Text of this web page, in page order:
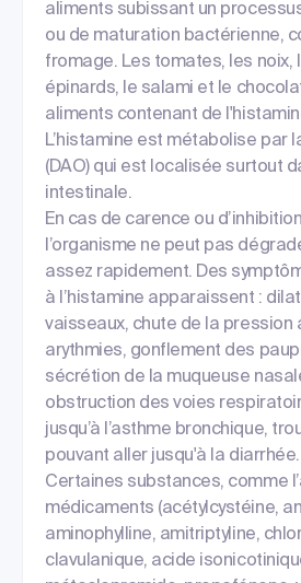
aliments subissant un
ou de maturation bactérienne,
fromage. Les tomates, les noix,
épinards, le salami et le
aliments contenant de
L’histamine est métabolise par
(DAO) qui est localisée surtout
intestinale.
En cas de carence ou
l’organisme ne peut pas
assez rapidement. Des
à l’histamine apparaissent :
vaisseaux, chute de la pression
arythmies, gonflement des
sécrétion de la muqueuse
obstruction des voies
jusqu’à l’asthme bronchique,
pouvant aller jusqu'à la diarrhée.
Certaines substances, comme
médicaments (acétylcystéine,
aminophylline, amitriptyline,
clavulanique, acide